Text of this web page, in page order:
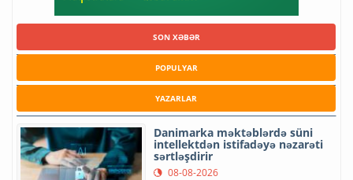
SON XƏBƏR
POPULYAR
YAZARLAR
Danimarka məktəblərdə süni
intellektdən istifadəyə nəzarəti
sərtləşdirir
08-08-2026